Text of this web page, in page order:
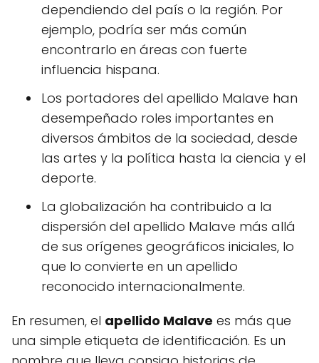
dependiendo del país o la región. Por
ejemplo, podría ser más común
encontrarlo en áreas con fuerte
influencia hispana.
Los portadores del apellido Malave han
desempeñado roles importantes en
diversos ámbitos de la sociedad, desde
las artes y la política hasta la ciencia y el
deporte.
La globalización ha contribuido a la
dispersión del apellido Malave más allá
de sus orígenes geográficos iniciales, lo
que lo convierte en un apellido
reconocido internacionalmente.
En resumen, el apellido Malave es más que
una simple etiqueta de identificación. Es un